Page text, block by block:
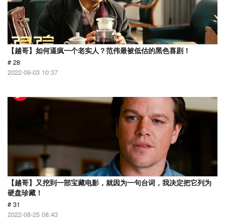
【越哥】如何逼疯一个老实人？范伟最被低估的黑色喜剧！
# 28
2022-09-03 10:37
【越哥】又挖到一部宝藏电影，就因为一句台词，我决定把它列为
硬盘珍藏！
# 31
2022-08-25 08:43